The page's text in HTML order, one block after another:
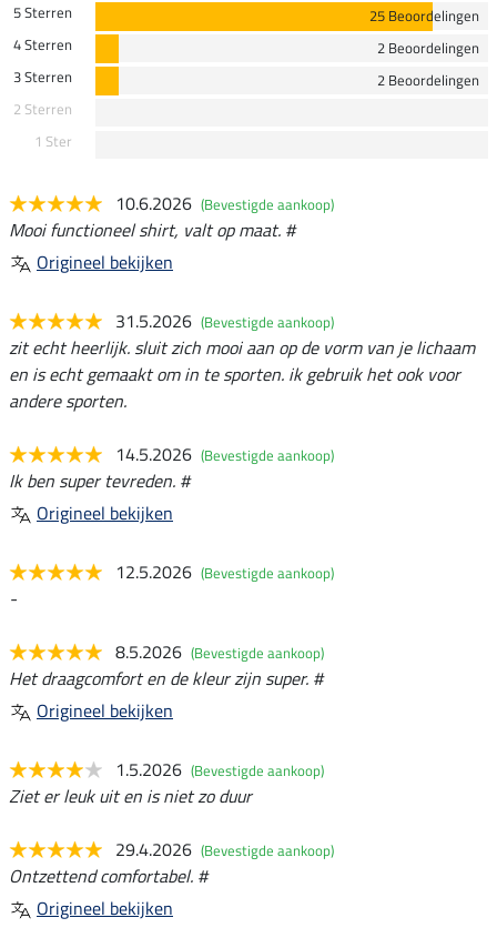
5 Sterren
25 Beoordelingen
4 Sterren
2 Beoordelingen
3 Sterren
2 Beoordelingen
2 Sterren
1 Ster
10.6.2026 (Bevestigde aankoop)
Mooi functioneel shirt, valt op maat. #
Origineel bekijken
31.5.2026 (Bevestigde aankoop)
zit echt heerlijk. sluit zich mooi aan op de vorm van je lichaam
en is echt gemaakt om in te sporten. ik gebruik het ook voor
andere sporten.
14.5.2026 (Bevestigde aankoop)
Ik ben super tevreden. #
Origineel bekijken
12.5.2026 (Bevestigde aankoop)
-
8.5.2026 (Bevestigde aankoop)
Het draagcomfort en de kleur zijn super. #
Origineel bekijken
1.5.2026 (Bevestigde aankoop)
Ziet er leuk uit en is niet zo duur
29.4.2026 (Bevestigde aankoop)
Ontzettend comfortabel. #
Origineel bekijken